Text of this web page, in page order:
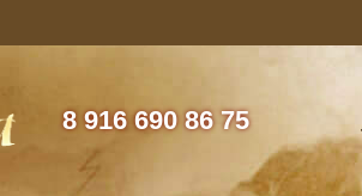
8 916 690 86 75